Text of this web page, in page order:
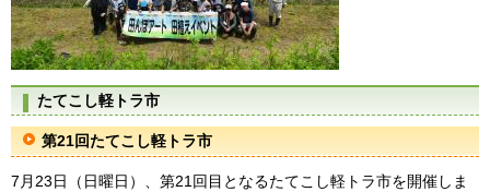
たてこし軽トラ市
第21回たてこし軽トラ市
7月23日（日曜日）、第21回目となるたてこし軽トラ市を開催しま